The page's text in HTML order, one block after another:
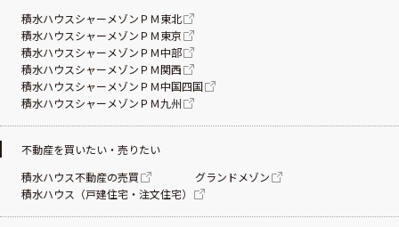
積水ハウスシャーメゾンＰＭ東北
積水ハウスシャーメゾンＰＭ東京
積水ハウスシャーメゾンＰＭ中部
積水ハウスシャーメゾンＰＭ関西
積水ハウスシャーメゾンＰＭ中国四国
積水ハウスシャーメゾンＰＭ九州
不動産を買いたい・売りたい
積水ハウス不動産の売買
グランドメゾン
積水ハウス（戸建住宅・注文住宅）